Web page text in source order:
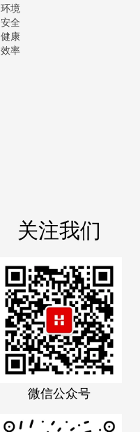
环境
安全
健康
效率
关注我们
微信公众号